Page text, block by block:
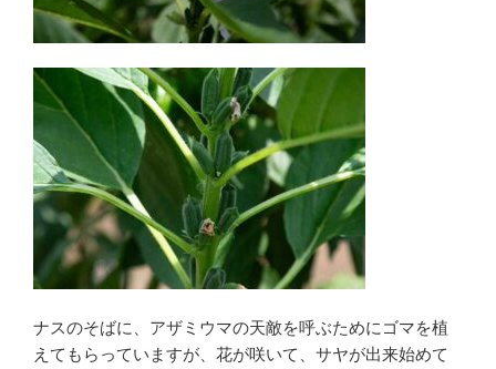
ナスのそばに、アザミウマの天敵を呼ぶためにゴマを植
えてもらっていますが、花が咲いて、サヤが出来始めて